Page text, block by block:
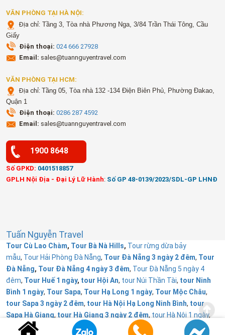
VĂN PHÒNG TẠI HÀ NỘI:
Địa chỉ: Tầng 3, Tòa nhà Phương Nga, 3/84 Trần Thái Tông, Cầu
Giấy
Điện thoại: 024 666 27928
Email: sales@tuannguyentravel.com
VĂN PHÒNG TẠI HCM:
Địa chỉ:Tầng 05, Tòa nhà 132 -134 Điện Biên Phủ, Phường Đakao,
Quận 1
Điện thoại: 0286 287 4592
Email: sales@tuannguyentravel.com
1900 8648
Số GPKD: 0401518857
GPLH Nội Địa - Đại Lý Lữ Hành: Số GP 48-0139/2023/SDL-GP LHNĐ
Tuấn Nguyễn Travel
Tour Cù Lao Chàm, Tour Bà Nà Hills, Tour rừng dừa bảy
mẫu, Tour Hải Phòng Đà Nẵng, Tour Đà Nẵng 3 ngày 2 đêm, Tour
Đà Nẵng, Tour Đà Nẵng 4 ngày 3 đêm, Tour Đà Nẵng 5 ngày 4
đêm, Tour Huế 1 ngày, tour Hội An, tour Núi Thần Tài, tour Ninh
Bình 1 ngày, Tour Sapa, Tour Hạ Long 1 ngày, Tour Mộc Châu,
tour Sapa 3 ngày 2 đêm, tour Hà Nội Hạ Long Ninh Bình, tour
Sapa Hà Giang, tour Hà Giang 3 ngày 2 đêm, tour Hà Nội 1 ngày,
Tour Đà Lạt 1 ngày
Tour Huế Tuấn Nguyễn Travel từ thiện